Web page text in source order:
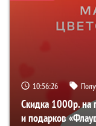
10:56:25
Скидка 1000р. на
и подарков